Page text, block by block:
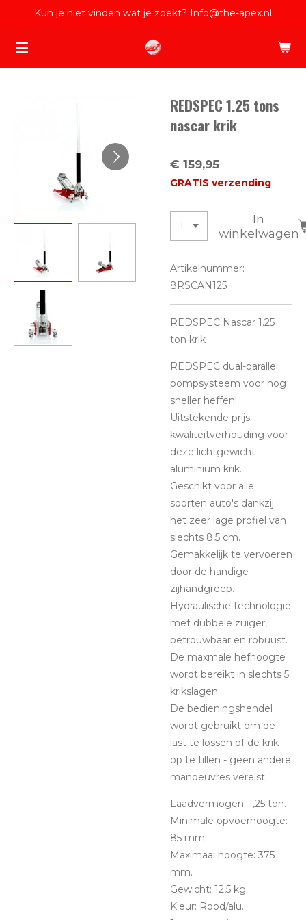
naar
de
Kun je niet vinden wat je zoekt? Info@the-apex.nl
REDSPEC 1.25 tons
nascar krik
€ 159,95
GRATIS verzending
In
winkelwagen
Artikelnummer:
8RSCAN125
REDSPEC Nascar 1.25
ton krik
REDSPEC dual-parallel
pompsysteem voor nog
sneller heffen!
Uitstekende prijs-
kwaliteitverhouding voor
deze lichtgewicht
aluminium krik.
Geschikt voor alle
soorten auto's dankzij
het zeer lage profiel van
slechts 8,5 cm.
Gemakkelijk te vervoeren
door de handige
zijhandgreep.
Hydraulische technologie
met dubbele zuiger,
betrouwbaar en robuust.
De maxmale hefhoogte
wordt bereikt in slechts 5
krikslagen.
De bedieningshendel
wordt gebruikt om de
last te lossen of de krik
op te tillen - geen andere
manoeuvres vereist.
Laadvermogen: 1,25 ton.
Minimale opvoerhoogte:
85 mm.
Maximaal hoogte: 375
mm.
Gewicht: 12,5 kg.
Kleur: Rood/alu.